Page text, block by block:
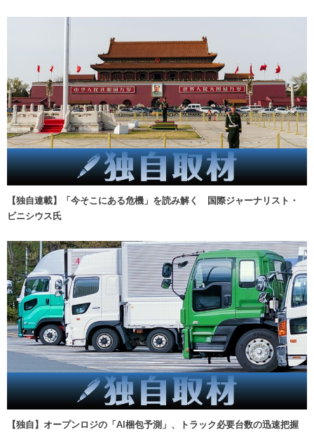
【独自連載】「今そこにある危機」を読み解く 国際ジャーナリスト・
ビニシウス氏
【独自】オープンロジの「AI梱包予測」、トラック必要台数の迅速把握